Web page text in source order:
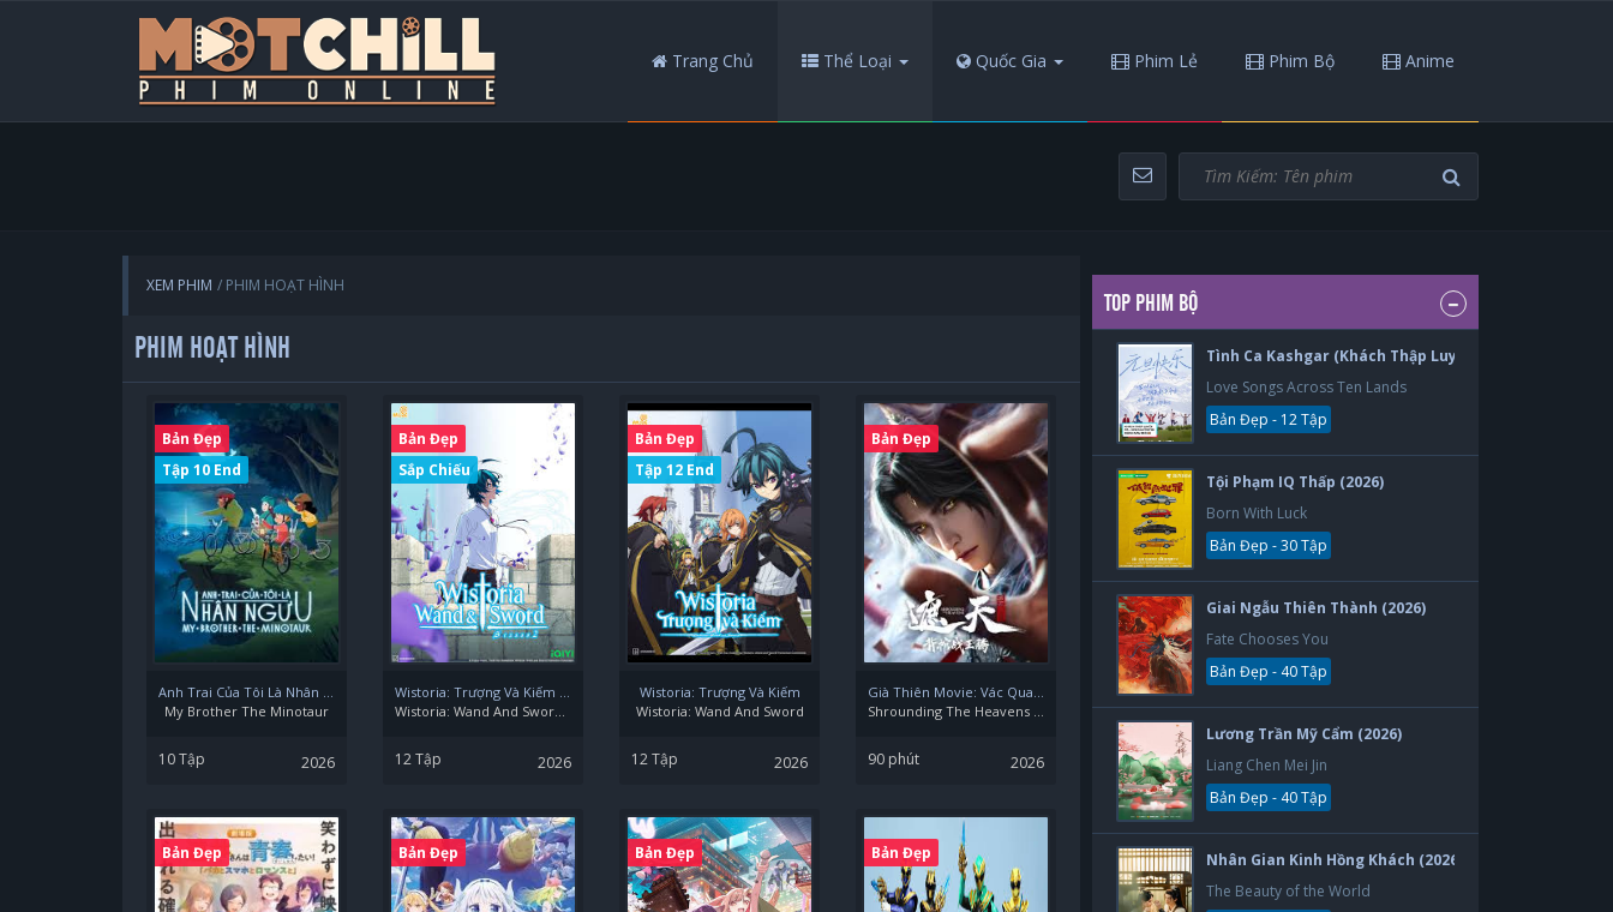
Trang Chủ Thể Loại Quốc Gia Phim Lẻ Phim Bộ Anime
XEM PHIM PHIM HOẠT HÌNH
PHIM HOẠT HÌNH
Bản Đẹp
Tập 10 End
Anh Trai Của Tôi Là Nhân Ngưu
My Brother The Minotaur
10 Tập 2026
Bản Đẹp
Sắp Chiếu
Wistoria: Trượng Và Kiếm Mùa 2
Wistoria: Wand And Sword (Season 2)
12 Tập 2026
Bản Đẹp
Tập 12 End
Wistoria: Trượng Và Kiếm
Wistoria: Wand And Sword
12 Tập 2026
Bản Đẹp
Già Thiên Movie: Vác Quan Tài Chiến Vương Đằng
Shrounding The Heavens Movie: Fighting Against Wang Teng With Copper Coffin
90 phút 2026
Bản Đẹp Bản Đẹp Bản Đẹp Bản Đẹp
TOP PHIM BỘ
Tình Ca Kashgar (Khách Thập Luyến Ca) (2026)
Love Songs Across Ten Lands
Bản Đẹp - 12 Tập
Tội Phạm IQ Thấp (2026)
Born With Luck
Bản Đẹp - 30 Tập
Giai Ngẫu Thiên Thành (2026)
Fate Chooses You
Bản Đẹp - 40 Tập
Lương Trần Mỹ Cẩm (2026)
Liang Chen Mei Jin
Bản Đẹp - 40 Tập
Nhân Gian Kinh Hồng Khách (2026)
The Beauty of the World